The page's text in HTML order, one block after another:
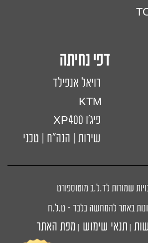
דפי נחיתה
רויאל אנפילד
פיג'ו XP400
שירות | הנה"ח | טכני
שמורות לד.ל.ב מוטוספורט
באתר להמחשה בלבד – ט.ל.ח
תנאי שימוש מפת האתר